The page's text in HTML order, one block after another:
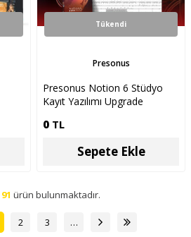
Tükendi
Presonus
Presonus Notion 6 Stüdyo
Kayıt Yazılımı Upgrade
0 TL
Sepete Ekle
91 ürün bulunmaktadır.
2 3 …